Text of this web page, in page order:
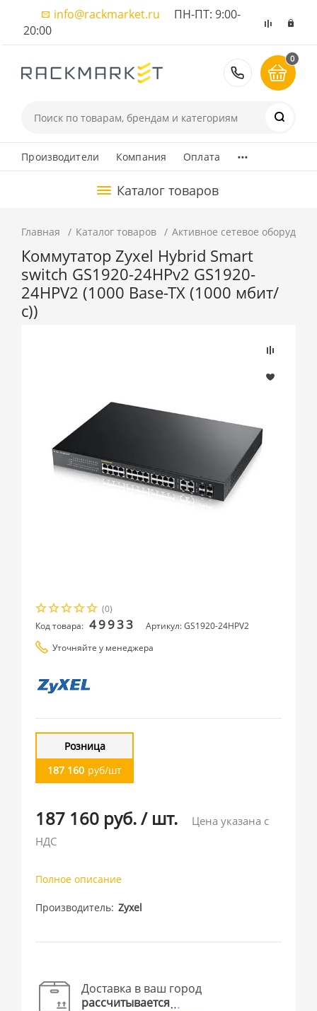
info@rackmarket.ru ПН-ПТ: 9:00-
20:00
8 (495)
0
Производители Компания Оплата ...
Каталог товаров
Главная Каталог товаров Активное сетевое
Коммутатор Zyxel Hybrid Smart
switch GS1920-24HPv2 GS1920-
24HPV2 (1000 Base-TX (1000 мбит/
с))
(0)
Код товара: 49933
Артикул: GS1920-24HPV2
Уточняйте у менеджера
Розница
187 160 руб/шт
187 160 руб./ шт.
Цена указана с
НДС
Полное описание
Производитель Zyxel
Доставка в ваш город
рассчитывается